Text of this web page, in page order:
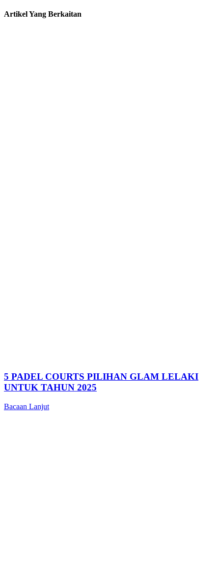
Artikel Yang Berkaitan
5 PADEL COURTS PILIHAN GLAM LELAKI
UNTUK TAHUN 2025
Bacaan Lanjut